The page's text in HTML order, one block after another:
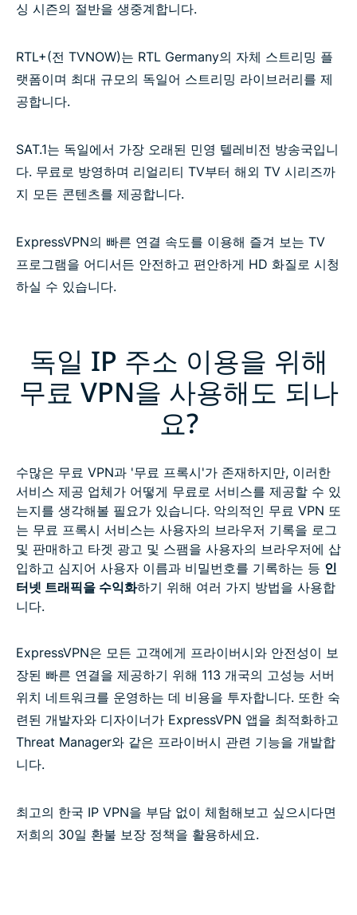
싱 시즌의 절반을 생중계합니다.
RTL+(전 TVNOW)는 RTL Germany의 자체 스트리밍 플
랫폼이며 최대 규모의 독일어 스트리밍 라이브러리를 제
공합니다.
SAT.1는 독일에서 가장 오래된 민영 텔레비전 방송국입니
다. 무료로 방영하며 리얼리티 TV부터 해외 TV 시리즈까
지 모든 콘텐츠를 제공합니다.
ExpressVPN의 빠른 연결 속도를 이용해 즐겨 보는 TV
프로그램을 어디서든 안전하고 편안하게 HD 화질로 시청
하실 수 있습니다.
독일 IP 주소 이용을 위해
무료 VPN을 사용해도 되나
요?
수많은 무료 VPN과 '무료 프록시'가 존재하지만, 이러한
서비스 제공 업체가 어떻게 무료로 서비스를 제공할 수 있
는지를 생각해볼 필요가 있습니다. 악의적인 무료 VPN 또
는 무료 프록시 서비스는 사용자의 브라우저 기록을 로그
및 판매하고 타겟 광고 및 스팸을 사용자의 브라우저에 삽
입하고 심지어 사용자 이름과 비밀번호를 기록하는 등 인
터넷 트래픽을 수익화하기 위해 여러 가지 방법을 사용합
니다.
ExpressVPN은 모든 고객에게 프라이버시와 안전성이 보
장된 빠른 연결을 제공하기 위해 113 개국의 고성능 서버
위치 네트워크를 운영하는 데 비용을 투자합니다. 또한 숙
련된 개발자와 디자이너가 ExpressVPN 앱을 최적화하고
Threat Manager와 같은 프라이버시 관련 기능을 개발합
니다.
최고의 한국 IP VPN을 부담 없이 체험해보고 싶으시다면
저희의 30일 환불 보장 정책을 활용하세요.